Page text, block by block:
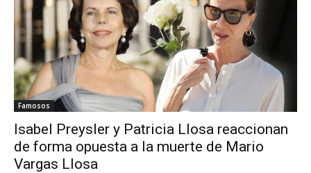
Famosos
Isabel Preysler y Patricia Llosa reaccionan
de forma opuesta a la muerte de Mario
Vargas Llosa